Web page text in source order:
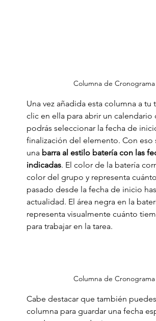
Columna de Cronograma
Una vez añadida esta columna a tu
clic en ella para abrir un calendario
podrás seleccionar la fecha de
finalización del elemento. Con eso
una barra al estilo batería con las
indicadas. El color de la batería
color del grupo y representa
pasado desde la fecha de inicio
actualidad. El área negra en la
representa visualmente cuánto
para trabajar en la tarea.
Columna de Cronograma
Cabe destacar que también
columna para guardar una fecha